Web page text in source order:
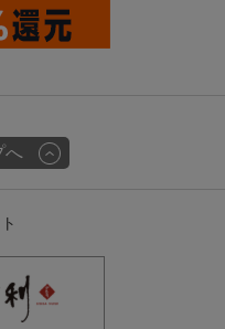
へ